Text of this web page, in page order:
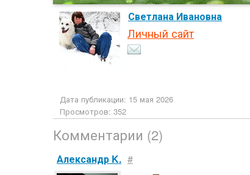
Светлана Ивановна
Личный сайт
Дата публикации: 15 мая 2026
Просмотров: 352
Комментарии (2)
Александр K. #